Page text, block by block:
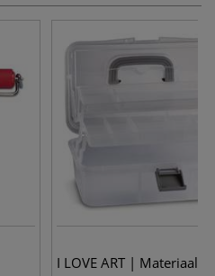
I LOVE ART |